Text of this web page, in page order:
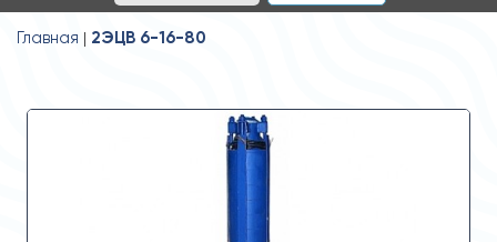
Главная 2ЭЦВ 6-16-80